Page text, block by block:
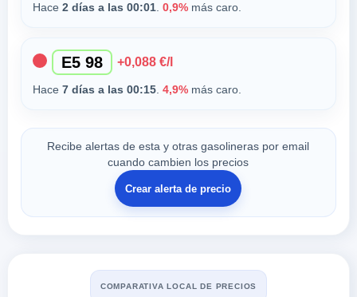
Hace 2 días a las 00:01. 0,9%más caro.
E5 98 +0,088 €/l
Hace 7 días a las 00:15. 4,9%más caro.
Recibe alertas de esta y otras gasolineras por email
cuando cambien los precios
Crear alerta de precio
COMPARATIVA LOCAL DE PRECIOS